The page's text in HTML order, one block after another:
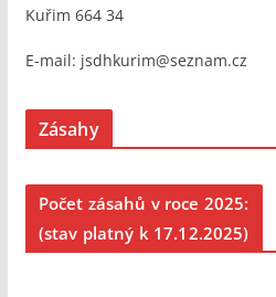
Kuřim 664 34
E-mail: jsdhkurim@seznam.cz
Zásahy
Počet zásahů v roce 2025:
(stav platný k 17.12.2025)